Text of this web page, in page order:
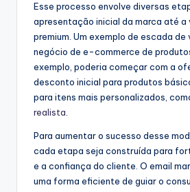
Esse processo envolve diversas
apresentação inicial da marca até a
premium. Um exemplo de escada de
negócio de e-commerce de
exemplo, poderia começar com a
desconto inicial para produtos
para itens mais personalizados,
realista
Para aumentar o sucesso desse
cada etapa seja construída para
e a confiança do cliente. O email
uma forma eficiente de guiar o